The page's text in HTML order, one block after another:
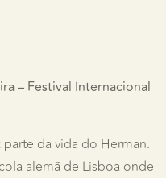
– Festival Internacional
da vida do Herman.
alemã de Lisboa onde